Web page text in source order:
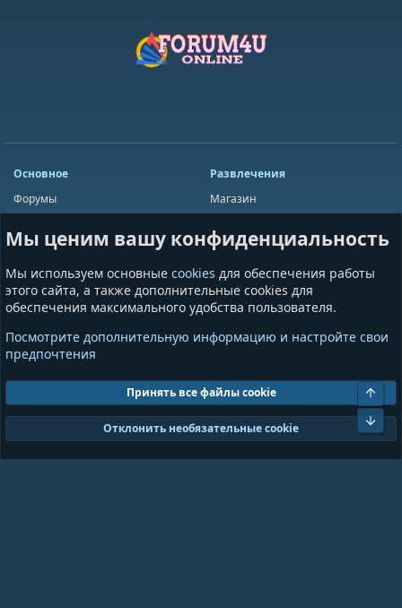
Основное
Форумы
Мини-чат
Ресурсы
Сообщества
Развлечения
Магазин
Лотереи
Приложения
Информация
Условия и правила
Политика конфиденциальности
Помощь
Разное
Общая информация
Пожертвования
GrayAndBlue (Dark)
Ширина Запросов 18 Время 0.0958s Память 11.01MB
Мы ценим вашу конфиденциальность
Мы используем основные cookies для обеспечения работы
этого сайта, а также дополнительные cookies для
обеспечения максимального удобства пользователя.
Посмотрите дополнительную информацию и настройте свои
предпочтения
Принять все файлы cookie
Отклонить необязательные cookie